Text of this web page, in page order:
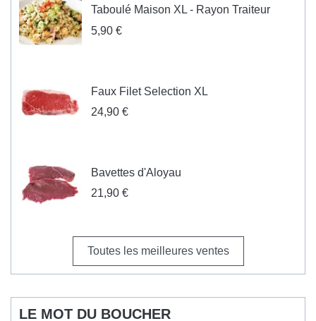
Taboulé Maison XL - Rayon Traiteur
5,90 €
Faux Filet Selection XL
24,90 €
Bavettes d'Aloyau
21,90 €
Toutes les meilleures ventes
LE MOT DU BOUCHER